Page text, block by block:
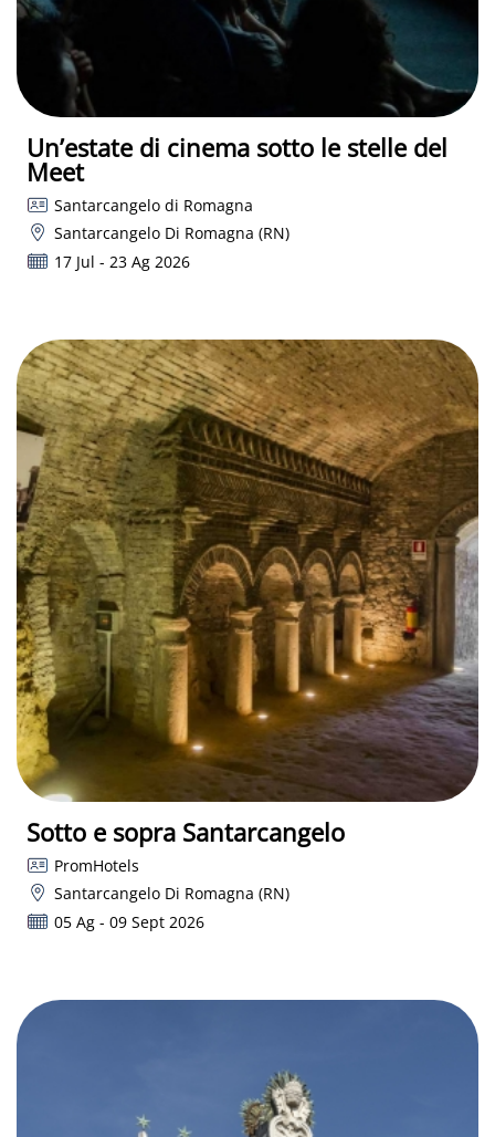
Un’estate di cinema sotto le stelle del
Meet
Santarcangelo di Romagna
Santarcangelo Di Romagna (RN)
17 Jul - 23 Ag 2026
Sotto e sopra Santarcangelo
PromHotels
Santarcangelo Di Romagna (RN)
05 Ag - 09 Sept 2026